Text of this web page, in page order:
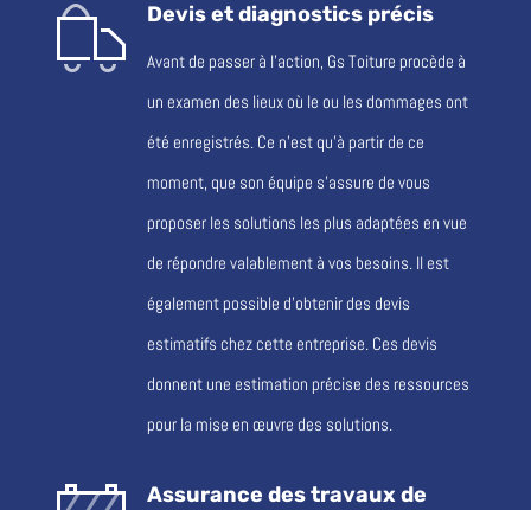
Devis et diagnostics précis
Avant de passer à l’action, Gs Toiture procède à
un examen des lieux où le ou les dommages ont
été enregistrés. Ce n’est qu’à partir de ce
moment, que son équipe s’assure de vous
proposer les solutions les plus adaptées en vue
de répondre valablement à vos besoins. Il est
également possible d’obtenir des devis
estimatifs chez cette entreprise. Ces devis
donnent une estimation précise des ressources
pour la mise en œuvre des solutions.
Assurance des travaux de